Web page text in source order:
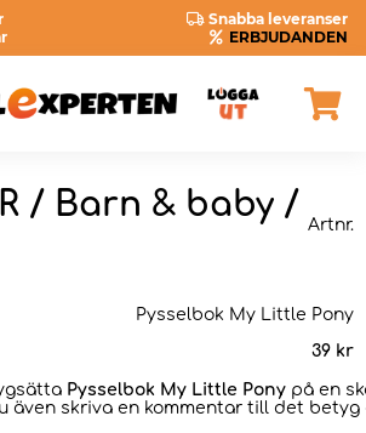
Snabba leveranser
ERBJUDANDEN
/ Barn & baby / Artnr.
Pysselbok My Little Pony
39 kr
Pysselbok My Little Pony på en
även skriva en kommentar till det